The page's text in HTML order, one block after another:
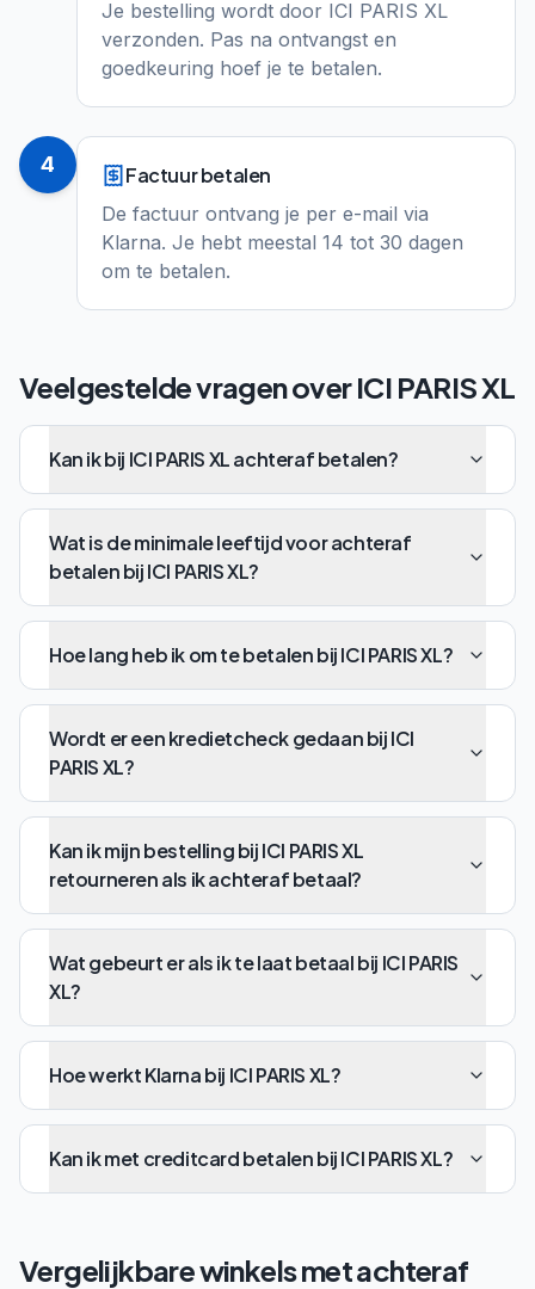
Je bestelling wordt door ICI PARIS XL
verzonden. Pas na ontvangst en
goedkeuring hoef je te betalen.
4 Factuur betalen
De factuur ontvang je per e-mail via
Klarna. Je hebt meestal 14 tot 30 dagen
om te betalen.
Veelgestelde vragen overICI PARIS XL
Kan ik bij ICI PARIS XL achteraf betalen?
Wat is de minimale leeftijd voor achteraf
betalen bij ICI PARIS XL?
Hoe lang heb ik om te betalen bij ICI PARIS XL?
Wordt er een kredietcheck gedaan bij ICI
PARIS XL?
Kan ik mijn bestelling bij ICI PARIS XL
retourneren als ik achteraf betaal?
Wat gebeurt er als ik te laat betaal bij ICI PARIS
XL?
Hoe werkt Klarna bij ICI PARIS XL?
Kan ik met creditcard betalen bij ICI PARIS XL?
Vergelijkbare winkels met achteraf